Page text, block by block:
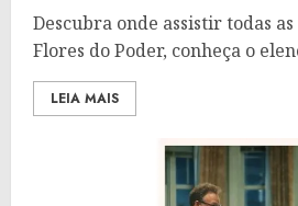
Descubra onde assistir todas
Flores do Poder, conheça o
LEIA MAIS